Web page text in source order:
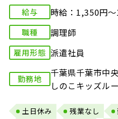
給与 時給：1,350円
職種 調理師
雇用形態 派遣社員
勤務地
千葉県千葉市中
しのこキッズルー
土日休み 残業なし